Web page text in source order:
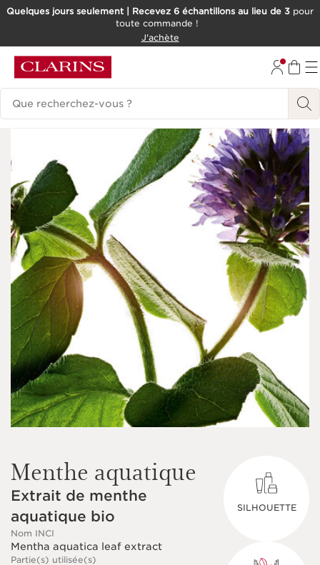
ALLER AU CONTENU
Quelques jours seulement | Recevez 6 échantillons au lieu de 3 pour
toute commande !
J'achète
Historique des recherches
Menthe aquatique
Extrait de menthe
aquatique bio
Nom INCI
Mentha aquatica leaf extract
Partie(s) utilisée(s)
SILHOUETTE